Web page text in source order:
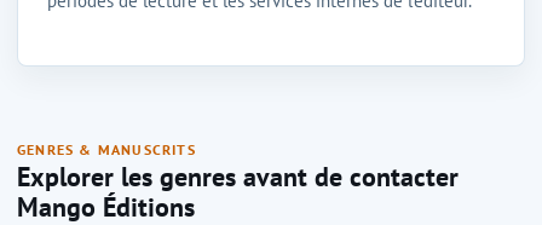
GENRES & MANUSCRITS
Explorer les genres avant de contacter
Mango Éditions